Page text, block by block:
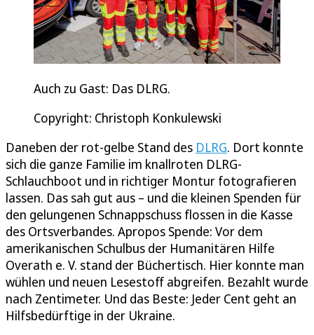
Auch zu Gast: Das DLRG.
Copyright: Christoph Konkulewski
Daneben der rot-gelbe Stand des DLRG. Dort konnte
sich die ganze Familie im knallroten DLRG-
Schlauchboot und in richtiger Montur fotografieren
lassen. Das sah gut aus – und die kleinen Spenden für
den gelungenen Schnappschuss flossen in die Kasse
des Ortsverbandes. Apropos Spende: Vor dem
amerikanischen Schulbus der Humanitären Hilfe
Overath e. V. stand der Büchertisch. Hier konnte man
wühlen und neuen Lesestoff abgreifen. Bezahlt wurde
nach Zentimeter. Und das Beste: Jeder Cent geht an
Hilfsbedürftige in der Ukraine.